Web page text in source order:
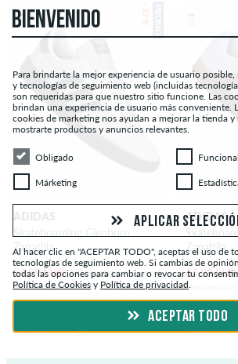
– 27 %
Zapatilla
54,99 EUR 74,90 EUR
Mejor precio por 30 días: 59,99 EUR (-8%)
(3)
ADIDAS
Zapatilla
64,99 EUR
Mejor precio por
BIENVENIDO
Para brindarte la mejor experiencia de usuario
y tecnologías de seguimiento web (incluidas
son requeridas para que nuestro sitio funcione. Las
brindan una experiencia de usuario más conveniente.
cookies de marketing nos ayudan a mejorar la tienda
mostrarte productos y anuncios relevantes.
ObligadoObligado FuncionalFuncional
MárketingMárketing Estadísticas
APLICAR
Al hacer clic en "ACEPTAR TODO", aceptas el uso de
tecnologías de seguimiento web. Si cambias de
todas las opciones para cambiar o revocar tu
Política de Cookies y Política de privacidad.
ACEPTAR TODO